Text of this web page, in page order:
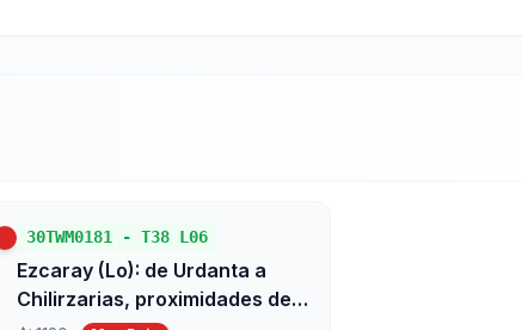
30TWM0181 - T38 L06
Ezcaray (Lo): de Urdanta a
Chilirzarias, proximidades del